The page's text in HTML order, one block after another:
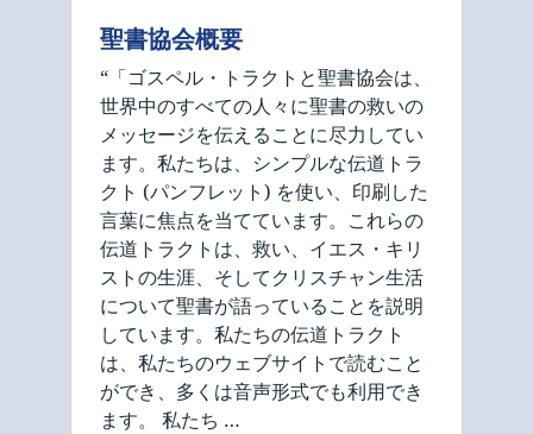
聖書協会概要
“「ゴスペル・トラクトと聖書協会は、
世界中のすべての人々に聖書の救いの
メッセージを伝えることに尽力してい
ます。私たちは、シンプルな伝道トラ
クト (パンフレット) を使い、印刷した
言葉に焦点を当てています。これらの
伝道トラクトは、救い、イエス・キリ
ストの生涯、そしてクリスチャン生活
について聖書が語っていることを説明
しています。私たちの伝道トラクト
は、私たちのウェブサイトで読むこと
ができ、多くは音声形式でも利用でき
ます。 私たち …